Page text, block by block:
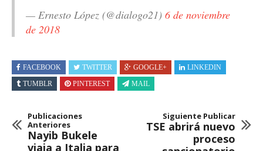
— Ernesto López (@dialogo21) 6 de noviembre
de 2018
FACEBOOK TWITTER GOOGLE+
LINKEDIN
TUMBLR
PINTEREST MAIL
Publicaciones
Anteriores
Nayib Bukele
viaja a Italia para
Siguiente Publicar
TSE abrirá nuevo
proceso